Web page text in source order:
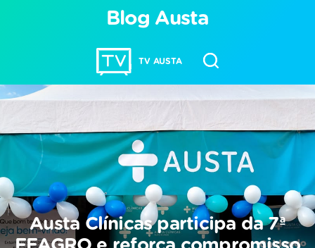
TV AUSTA
Blog Austa
Austa Clínicas participa da 7ª